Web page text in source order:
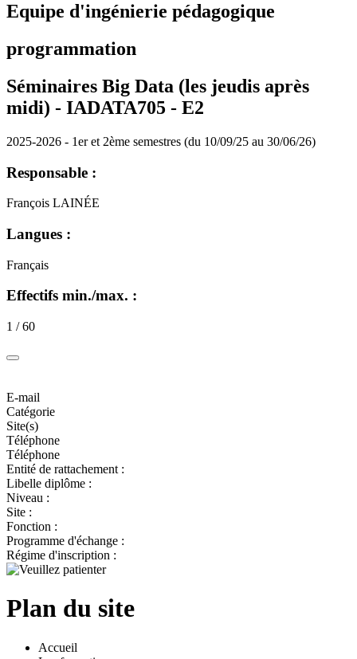
Equipe d'ingénierie pédagogique
programmation
Séminaires Big Data (les jeudis après
midi) - IADATA705 - E2
2025-2026 - 1er et 2ème semestres (du 10/09/25 au 30/06/26)
Responsable :
François LAINÉE
Langues :
Français
Effectifs min./max. :
1 / 60
E-mail
Catégorie
Site(s)
Téléphone
Téléphone
Entité de rattachement :
Libelle diplôme :
Niveau :
Site :
Fonction :
Programme d'échange :
Régime d'inscription :
Plan du site
Accueil